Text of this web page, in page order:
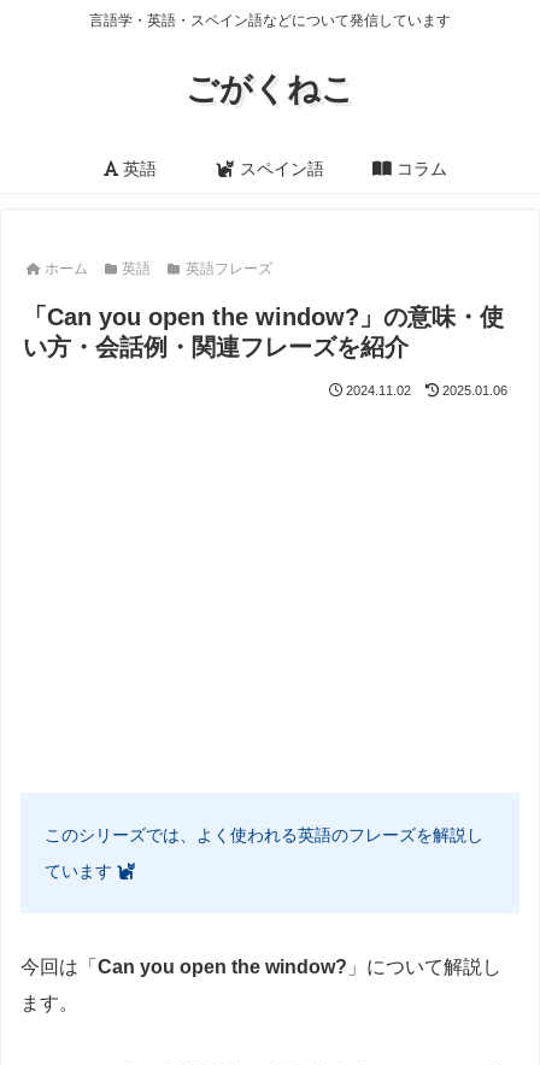
言語学・英語・スペイン語などについて発信しています
ごがくねこ
英語 スペイン語 コラム
ホーム 英語 英語フレーズ
「Can you open the window?」の意味・使
い方・会話例・関連フレーズを紹介
2024.11.02 2025.01.06
このシリーズでは、よく使われる英語のフレーズを解説し
ています
今回は「 Can you open the window? 」について解説し
ます。